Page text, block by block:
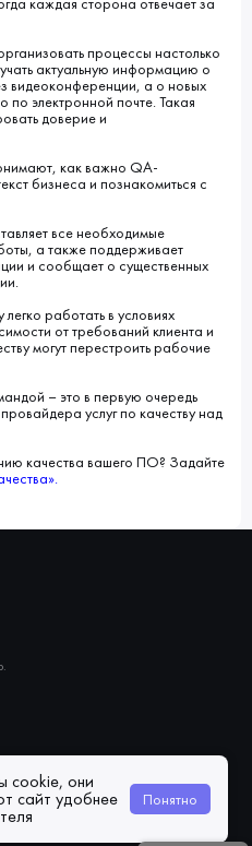
процессы настолько
актуальную информацию о
видеоконференции, а о новых
электронной почте. Такая
доверие и
как важно QA-
бизнеса и познакомиться с
все необходимые
а также поддерживает
и сообщает о существенных
работать в условиях
от требований клиента и
могут перестроить рабочие
– это в первую очередь
услуг по качеству над
качества вашего ПО? Задайте
cookie, они
сайт удобнее Понятно